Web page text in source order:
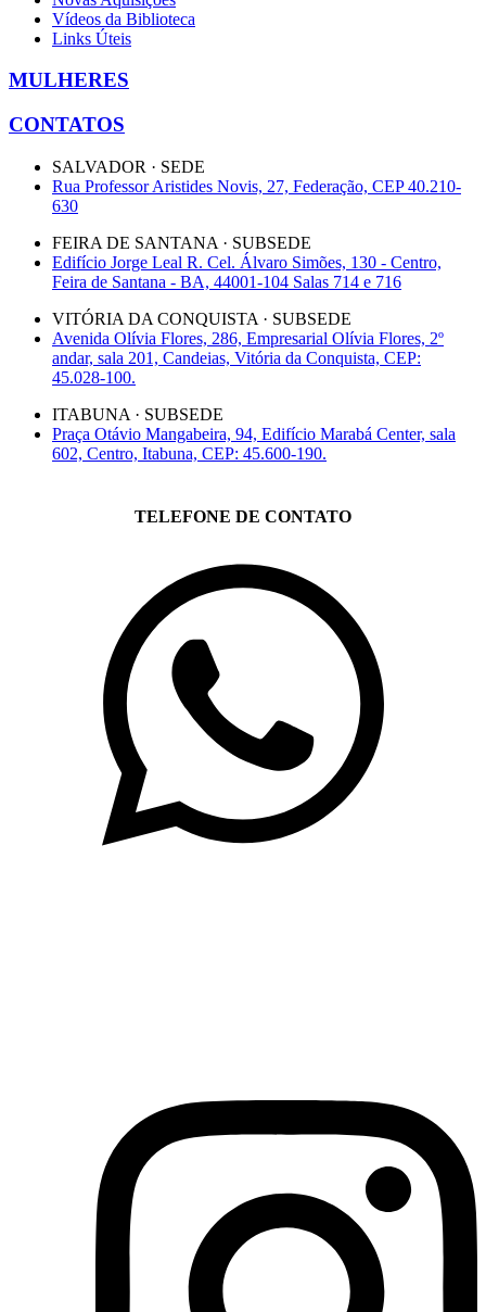
Vídeos da Biblioteca
Links Úteis
MULHERES
CONTATOS
SALVADOR · SEDE
Rua Professor Aristides Novis, 27, Federação, CEP 40.210-
630
FEIRA DE SANTANA · SUBSEDE
Edifício Jorge Leal R. Cel. Álvaro Simões, 130 - Centro,
Feira de Santana - BA, 44001-104 Salas 714 e 716
VITÓRIA DA CONQUISTA · SUBSEDE
Avenida Olívia Flores, 286, Empresarial Olívia Flores, 2º
andar, sala 201, Candeias, Vitória da Conquista, CEP:
45.028-100.
ITABUNA · SUBSEDE
Praça Otávio Mangabeira, 94, Edifício Marabá Center, sala
602, Centro, Itabuna, CEP: 45.600-190.
TELEFONE DE CONTATO